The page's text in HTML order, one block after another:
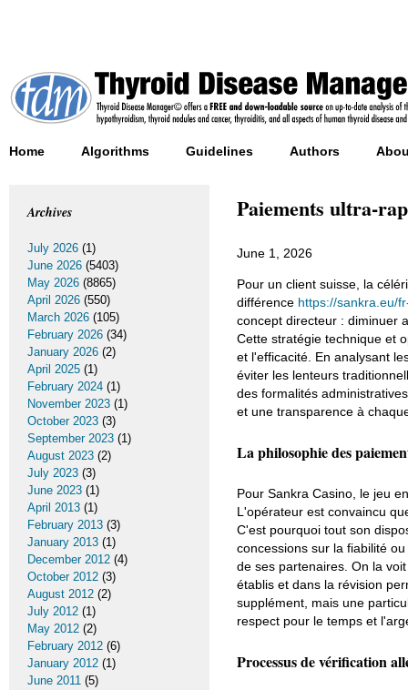
Home Algorithms Guidelines Authors
Paiements ultra-
June 1, 2026
Pour un client suisse, la
différence https://sankra.eu/
concept directeur : diminuer
Cette stratégie technique et
et l'efficacité. En analysant
éviter les lenteurs
des formalités
et une transparence à
La philosophie des
Pour Sankra Casino, le jeu
L'opérateur est convaincu
C'est pourquoi tout son
concessions sur la fiabilité
de ses partenaires. On la
établis et dans la révision
supplément, mais une
respect pour le temps et
Processus de vérification
Archives
July 2026 (1)
June 2026 (5403)
May 2026 (8865)
April 2026 (550)
March 2026 (105)
February 2026 (34)
January 2026 (2)
April 2025 (1)
February 2024 (1)
November 2023 (1)
October 2023 (3)
September 2023 (1)
August 2023 (2)
July 2023 (3)
June 2023 (1)
April 2013 (1)
February 2013 (3)
January 2013 (1)
December 2012 (4)
October 2012 (3)
August 2012 (2)
July 2012 (1)
May 2012 (2)
February 2012 (6)
January 2012 (1)
June 2011 (5)